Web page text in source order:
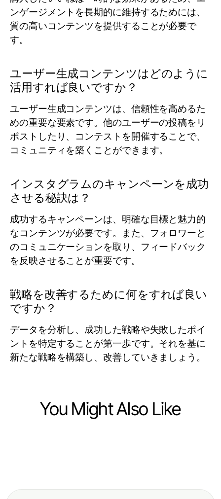
ンゲージメントを長期的に維持するためには、
質の高いコンテンツを提供することが必要で
す。
ユーザー生成コンテンツはどのように
活用すれば良いですか？
ユーザー生成コンテンツは、信頼性を高めるた
めの重要な要素です。他のユーザーの投稿をリ
ポストしたり、コンテストを開催することで、
コミュニティを築くことができます。
インスタグラムのキャンペーンを成功
させる秘訣は？
成功するキャンペーンは、明確な目標と魅力的
なコンテンツが必要です。また、フォロワーと
のコミュニケーションを取り、フィードバック
を反映させることが重要です。
戦略を改善するために何をすれば良い
ですか？
データを分析し、成功した戦略や失敗したポイ
ントを特定することが第一歩です。それを基に
新たな戦略を構築し、改善していきましょう。
You Might Also Like
Ihre Marketingstrategie 2026
The Final Verdict on Top Up Mango